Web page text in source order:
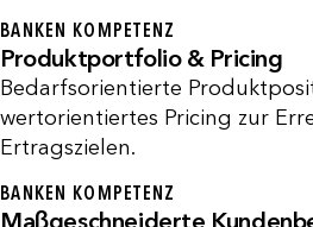
BANKEN KOMPETENZ
Produktportfolio & Pricing
Bedarfsorientierte
wertorientiertes Pricing zur
Ertragszielen.
BANKEN KOMPETENZ